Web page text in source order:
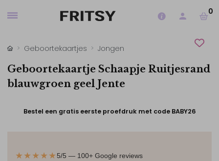
0
Geboortekaartjes Jongen
Geboortekaartje Schaapje Ruitjesrand
blauwgroen geel Jente
Bestel een gratis eerste proefdruk met code BABY26
★★★★★5/5 — 100+ Google reviews